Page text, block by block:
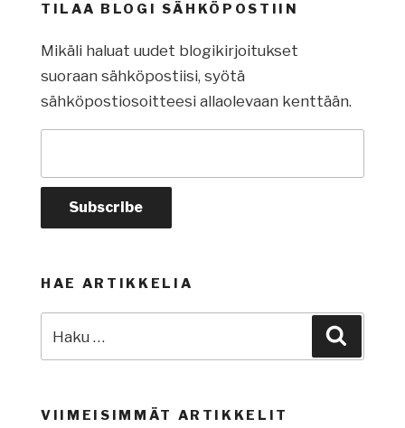
TILAA BLOGI SÄHKÖPOSTIIN
Mikäli haluat uudet blogikirjoitukset
suoraan sähköpostiisi, syötä
sähköpostiosoitteesi allaolevaan kenttään.
HAE ARTIKKELIA
VIIMEISIMMÄT ARTIKKELIT